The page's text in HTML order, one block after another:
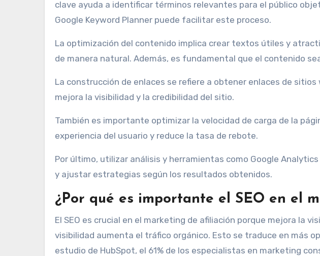
clave ayuda a identificar términos relevantes para el público
Google Keyword Planner puede facilitar este proceso.
La optimización del contenido implica crear textos útiles y
de manera natural. Además, es fundamental que el contenido
La construcción de enlaces se refiere a obtener enlaces de
mejora la visibilidad y la credibilidad del sitio.
También es importante optimizar la velocidad de carga de la
experiencia del usuario y reduce la tasa de rebote.
Por último, utilizar análisis y herramientas como Google
y ajustar estrategias según los resultados obtenidos.
¿Por qué es importante el SEO en el
El SEO es crucial en el marketing de afiliación porque mejora la
visibilidad aumenta el tráfico orgánico. Esto se traduce en más
estudio de HubSpot, el 61% de los especialistas en marketing